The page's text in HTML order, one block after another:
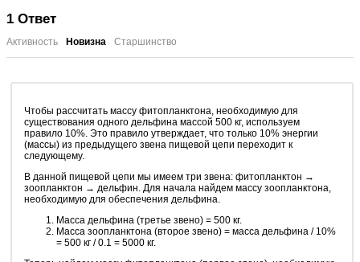
1 Ответ
Активность Новизна Старшинство
Чтобы рассчитать массу фитопланктона, необходимую для
существования одного дельфина массой 500 кг, используем
правило 10%. Это правило утверждает, что только 10% энергии
(массы) из предыдущего звена пищевой цепи переходит к
следующему.
В данной пищевой цепи мы имеем три звена: фитопланктон →
зоопланктон → дельфин. Для начала найдем массу зоопланктона,
необходимую для обеспечения дельфина.
Масса дельфина (третье звено) = 500 кг.
Масса зоопланктона (второе звено) = масса дельфина / 10%
= 500 кг / 0.1 = 5000 кг.